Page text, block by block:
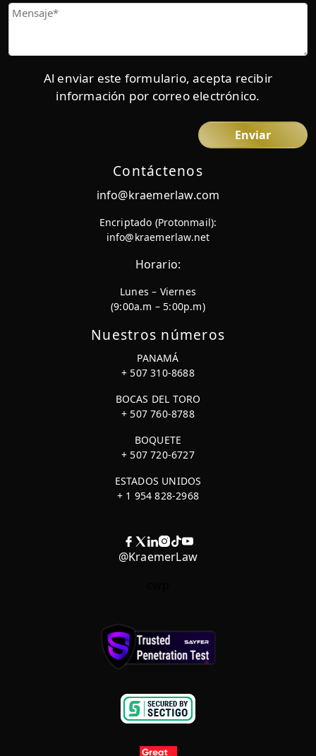
Contáctenos
info@kraemerlaw.com
Encriptado (Protonmail):
info@kraemerlaw.net
Horario:
Lunes – Viernes
(9:00a.m – 5:00p.m)
Nuestros números
PANAMÁ
+ 507 310-8688
BOCAS DEL TORO
+ 507 760-8788
BOQUETE
+ 507 720-6727
ESTADOS UNIDOS
+ 1 954 828-2968
@KraemerLaw
Mensaje
Al enviar este formulario, acepta recibir
información por correo electrónico.